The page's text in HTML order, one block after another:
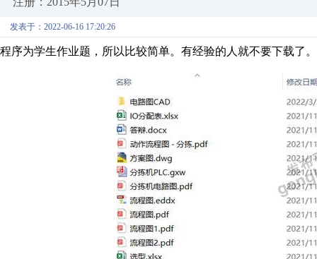
发表于：2022-06-16 17:20:26
程序为学生作业题，所以比较简单。有经验的人就不要下载了。